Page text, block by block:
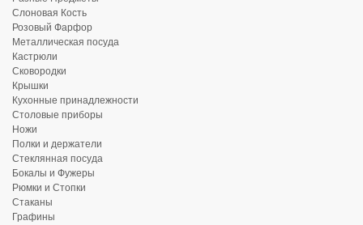
Слоновая Кость
Розовый Фарфор
Металлическая посуда
Кастрюли
Сковородки
Крышки
Кухонные принадлежности
Столовые приборы
Ножи
Полки и держатели
Стеклянная посуда
Бокалы и Фужеры
Рюмки и Стопки
Стаканы
Графины